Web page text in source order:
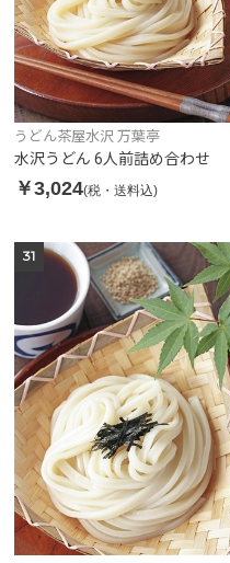
うどん茶屋水沢 万葉亭
水沢うどん 6人前詰め合わせ
￥3,024(税・送料込)
31